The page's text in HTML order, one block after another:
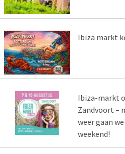
Ibiza markt
Ibiza-markt
Zandvoort –
weer gaan
weekend!